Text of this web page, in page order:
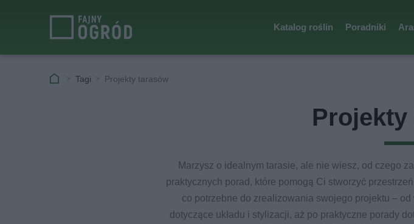
Katalog roślin Poradniki
Tagi Projekty tarasów
Marzysz o idealnym tarasie, ale nie wiesz, od czego
praktycznych porad, które pomogą Ci stworzyć
co potrzebne do zrealizowania swojego projektu –
dotyczące układu i stylizacji, aż po praktyczne porady